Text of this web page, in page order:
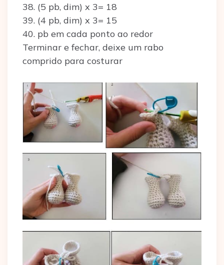
38. (5 pb, dim) x 3= 18
39. (4 pb, dim) x 3= 15
40. pb em cada ponto ao redor
Terminar e fechar, deixe um rabo
comprido para costurar